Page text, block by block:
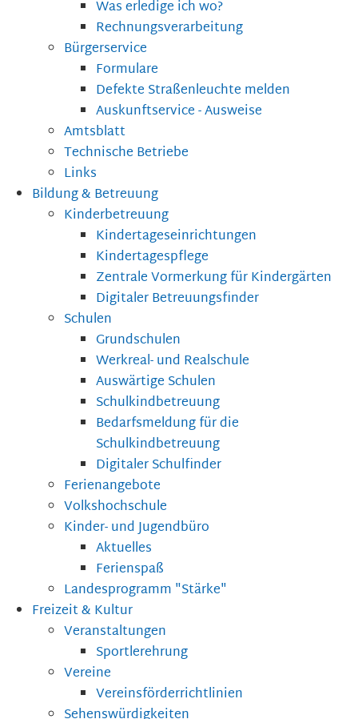
Was erledige ich wo?
Rechnungsverarbeitung
Bürgerservice
Formulare
Defekte Straßenleuchte melden
Auskunftservice - Ausweise
Amtsblatt
Technische Betriebe
Links
Bildung & Betreuung
Kinderbetreuung
Kindertageseinrichtungen
Kindertagespflege
Zentrale Vormerkung für Kindergärten
Digitaler Betreuungsfinder
Schulen
Grundschulen
Werkreal- und Realschule
Auswärtige Schulen
Schulkindbetreuung
Bedarfsmeldung für die
Schulkindbetreuung
Digitaler Schulfinder
Ferienangebote
Volkshochschule
Kinder- und Jugendbüro
Aktuelles
Ferienspaß
Landesprogramm "Stärke"
Freizeit & Kultur
Veranstaltungen
Sportlerehrung
Vereine
Vereinsförderrichtlinien